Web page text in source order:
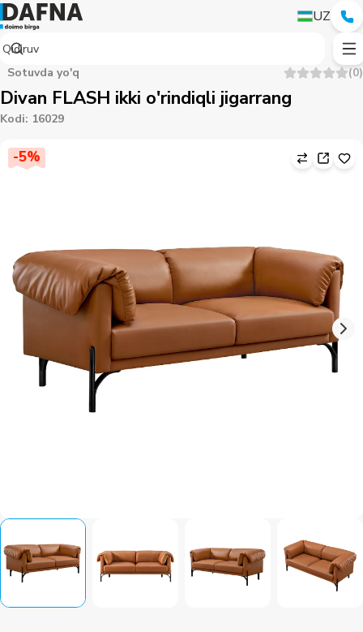
UZ
-5%
Sotuvda yo'q (0)
Divan FLASH ikki o'rindiqli jigarrang
Kodi: 16029